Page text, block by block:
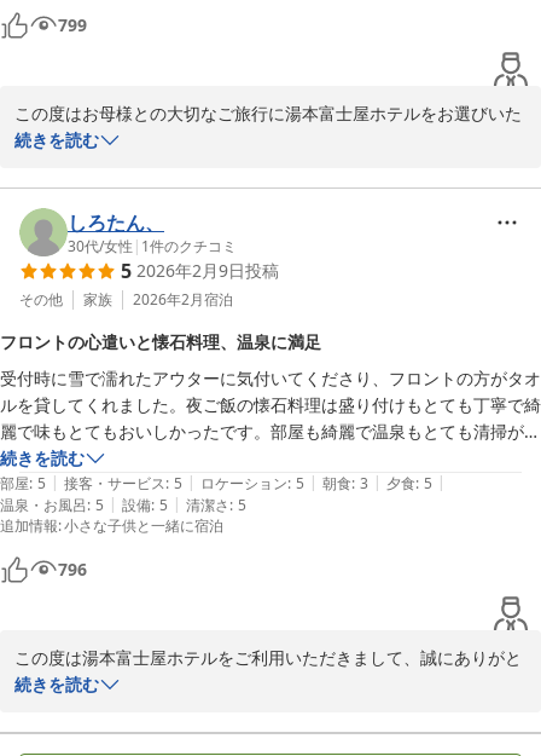
だったので、追加料金あっても牛肉選べたりすると嬉しいな〜と思いま
した！
朝食は混み合う時間だと、食事が置かれているスペースがコンパクトな
のもありぶつかりそうになることもしばしば…隣のテーブルも近めだな
と思いました。食事自体は美味しかったです。
温泉は露天風呂も朝風呂も楽しみましたが、室内の湯気？がすごく、辺
困ったことは宿泊室内が暗めで、電気をつけてもメイクが少ししにくか
ったかな〜ぐらいです。
全体的には満足していて、いい箱根旅行になったと思っています。あり
がとうございました！
799
この度はお母様との大切なご旅行に湯本富士屋ホテルをお選びいた
だき、誠にありがとうございます。
温かいお言葉を頂戴し、大変嬉しく拝読いたしました。
ご夕食のフランス料理では、お魚料理やデザートをお気に召してい
ただけたとのこと、調理スタッフにとりまして何よりの励みでござ
います。
サービススタッフの対応にもご満足いただけたようで安堵いたしま
お肉料理につきましての貴重なご意見は、今後のメニュー構成の参
考とさせていただければと存じます。
ご朝食会場の混雑やテーブル間の距離につきましては、ご不便をお
かけし申し訳ございません。
より快適にお食事をお楽しみいただけるよう、運営方法の改善を検
討してまいります。
また、大浴場や客室につきましても率直なご感想をありがとうござ
います。
いただきましたご意見をもとに、より過ごしやすい環境づくりに努
そのような中でも「いい箱根旅行になった」とのお言葉を頂戴でき
ましたこと、大変光栄に存じます。
ぜひまた季節を変えて、箱根へお越しの際にはお気軽にお立ち寄り
くださいませ。
続きを読む
しろたん、
30代/女性 | 1件のクチコミ
5 2026年2月9日投稿
その他 家族 2026年2月宿泊
フロントの心遣いと懐石料理、温泉に満足
受付時に雪で濡れたアウターに気付いてくださり、フロントの方がタオ
ルを貸してくれました。夜ご飯の懐石料理は盛り付けもとても丁寧で綺
麗で味もとてもおいしかったです。部屋も綺麗で温泉もとても清掃が行
き渡っていました。朝ご飯はバイキングで少し種類が少ないかなと思い
ましたが各々好きなものを好きなだけ楽しみました。駅からも近くまた
ぜひ利用したいです。ありがとうございました。
続きを読む
部屋: 5 | 接客・サービス: 5 | ロケーション: 5 | 朝食: 3 | 夕食: 5 |
温泉・お風呂: 5 | 設備: 5 | 清潔さ: 5
追加情報:小さな子供と一緒に宿泊
796
この度は湯本富士屋ホテルをご利用いただきまして、誠にありがと
うございます。
げます。
続きを読む